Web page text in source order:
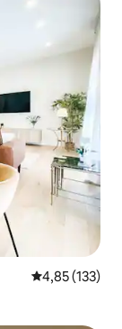
4,85 (133)